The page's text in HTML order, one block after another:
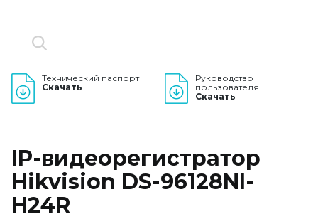
Технический паспорт
Скачать
Руководство
пользователя
Скачать
IP-видеорегистратор
Hikvision DS-96128NI-
H24R